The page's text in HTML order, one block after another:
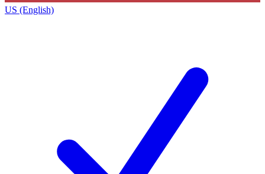
US (English)